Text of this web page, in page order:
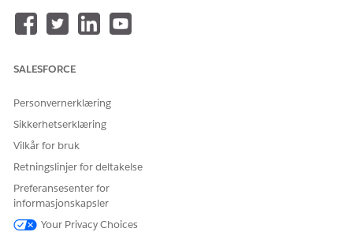
lagringsvar for Discovery
Framework:
Før du begynner:
tilgangstillatelse til OmniProcessAsmtQuestionVer-objektet
for å lagre svar på den tilknyttede spørsmålsversjonen.
Se gjennom
Ved å opprettholde versjonskontekst kan du spore og
analysere kundeinteraksjoner bedre, noe som fører til mer
informerte beslutninger og forbedret kundeservice.
SALESFORCE
Personvernerklæring
Sikkerhetserklæring
Vilkår for bruk
Retningslinjer for deltakelse
Preferansesenter for
informasjonskapsler
Your Privacy Choices